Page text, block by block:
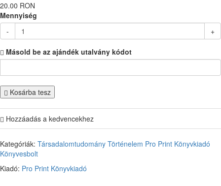
20.00 RON
Mennyiség
-
+
Másold be az ajándék utalvány kódot
Kosárba tesz
Hozzáadás a kedvencekhez
Kategóriák: Társadalomtudomány Történelem Pro Print Könyvkiadó
Könyvesbolt
Kiadó: Pro Print Könyvkiadó